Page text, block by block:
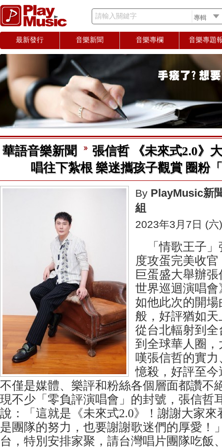
請輸入關鍵字
最新發行 音樂新聞 音樂專欄 音樂專題
華語音樂新聞
張信哲 《未來式2.0》
唱往下紮根 樂迷攜孩子觀賞 圈粉
By PlayMusic新
組
2023年3月7日 (六)
「情歌王子」
度攻蛋完美收
巨蛋盛大舉辦
世界巡迴演唱
如他此次的開
般，好評猶如
從台北輻射到
到全球華人圈
嘆張信哲的實
憶殺，好評至
不僅是媒體、樂評和粉絲各個層面都讚不
現不少「零負評演唱會」的封號，張信哲
說：「這就是《未來式2.0》！謝謝大家來
是團隊的努力，也要謝謝歌迷們的厚愛！
台，特別安排家聚，請台灣唱片團隊吃飯